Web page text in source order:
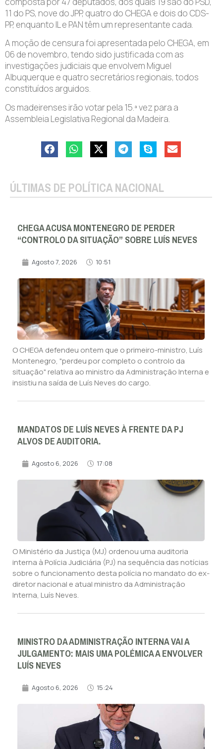
11 do PS, nove do JPP, quatro do CHEGA e dois do CDS-
PP, enquanto IL e PAN têm um representante cada.
A moção de censura foi apresentada pelo CHEGA, em
06 de novembro, tendo sido justificada com as
investigações judiciais que envolvem Miguel
Albuquerque e quatro secretários regionais, todos
constituídos arguidos.
Os madeirenses irão votar pela 15.ª vez para a
Assembleia Legislativa Regional da Madeira.
ÚLTIMAS DE POLÍTICA NACIONAL
CHEGA ACUSA MONTENEGRO DE PERDER
“CONTROLO DA SITUAÇÃO” SOBRE LUÍS NEVES
Agosto 7, 2026 10:51
O CHEGA defendeu ontem que o primeiro-ministro, Luís
Montenegro, "perdeu por completo o controlo da
situação" relativa ao ministro da Administração Interna e
insistiu na saída de Luís Neves do cargo.
MANDATOS DE LUÍS NEVES À FRENTE DA PJ
ALVOS DE AUDITORIA.
Agosto 6, 2026 17:08
O Ministério da Justiça (MJ) ordenou uma auditoria
interna à Polícia Judiciária (PJ) na sequência das notícias
sobre o funcionamento desta polícia no mandato do ex-
diretor nacional e atual ministro da Administração
Interna, Luís Neves.
MINISTRO DA ADMINISTRAÇÃO INTERNA VAI A
JULGAMENTO: MAIS UMA POLÉMICA A ENVOLVER
LUÍS NEVES
Agosto 6, 2026 15:24